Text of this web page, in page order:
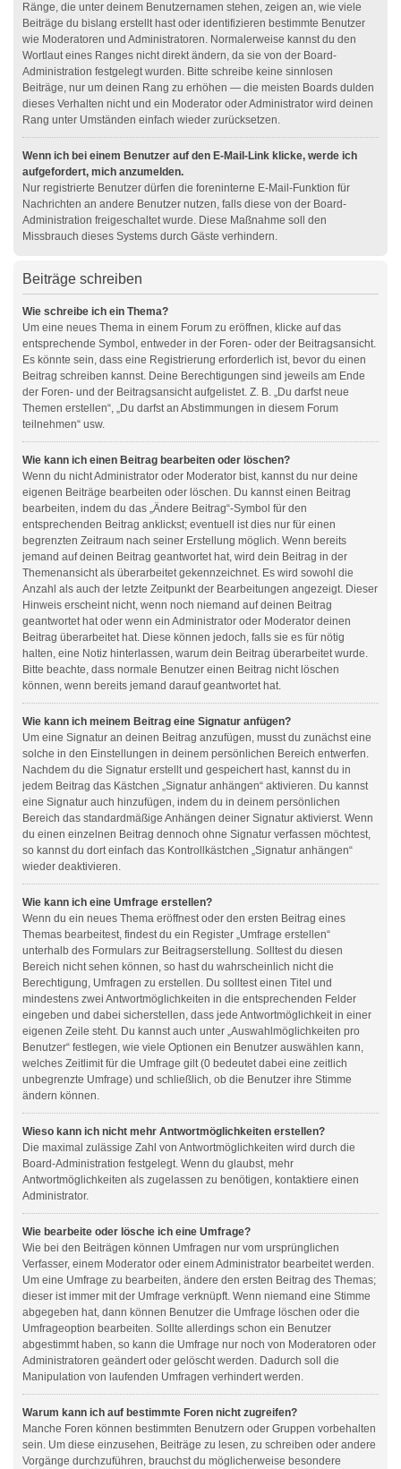
Ränge, die unter deinem Benutzernamen stehen, zeigen an, wie viele
Beiträge du bislang erstellt hast oder identifizieren bestimmte Benutzer
wie Moderatoren und Administratoren. Normalerweise kannst du den
Wortlaut eines Ranges nicht direkt ändern, da sie von der Board-
Administration festgelegt wurden. Bitte schreibe keine sinnlosen
Beiträge, nur um deinen Rang zu erhöhen — die meisten Boards dulden
dieses Verhalten nicht und ein Moderator oder Administrator wird deinen
Rang unter Umständen einfach wieder zurücksetzen.
Wenn ich bei einem Benutzer auf den E-Mail-Link klicke, werde ich
aufgefordert, mich anzumelden.
Nur registrierte Benutzer dürfen die foreninterne E-Mail-Funktion für
Nachrichten an andere Benutzer nutzen, falls diese von der Board-
Administration freigeschaltet wurde. Diese Maßnahme soll den
Missbrauch dieses Systems durch Gäste verhindern.
Beiträge schreiben
Wie schreibe ich ein Thema?
Um eine neues Thema in einem Forum zu eröffnen, klicke auf das
entsprechende Symbol, entweder in der Foren- oder der Beitragsansicht.
Es könnte sein, dass eine Registrierung erforderlich ist, bevor du einen
Beitrag schreiben kannst. Deine Berechtigungen sind jeweils am Ende
der Foren- und der Beitragsansicht aufgelistet. Z. B. „Du darfst neue
Themen erstellen“, „Du darfst an Abstimmungen in diesem Forum
teilnehmen“ usw.
Wie kann ich einen Beitrag bearbeiten oder löschen?
Wenn du nicht Administrator oder Moderator bist, kannst du nur deine
eigenen Beiträge bearbeiten oder löschen. Du kannst einen Beitrag
bearbeiten, indem du das „Ändere Beitrag“-Symbol für den
entsprechenden Beitrag anklickst; eventuell ist dies nur für einen
begrenzten Zeitraum nach seiner Erstellung möglich. Wenn bereits
jemand auf deinen Beitrag geantwortet hat, wird dein Beitrag in der
Themenansicht als überarbeitet gekennzeichnet. Es wird sowohl die
Anzahl als auch der letzte Zeitpunkt der Bearbeitungen angezeigt. Dieser
Hinweis erscheint nicht, wenn noch niemand auf deinen Beitrag
geantwortet hat oder wenn ein Administrator oder Moderator deinen
Beitrag überarbeitet hat. Diese können jedoch, falls sie es für nötig
halten, eine Notiz hinterlassen, warum dein Beitrag überarbeitet wurde.
Bitte beachte, dass normale Benutzer einen Beitrag nicht löschen
können, wenn bereits jemand darauf geantwortet hat.
Wie kann ich meinem Beitrag eine Signatur anfügen?
Um eine Signatur an deinen Beitrag anzufügen, musst du zunächst eine
solche in den Einstellungen in deinem persönlichen Bereich entwerfen.
Nachdem du die Signatur erstellt und gespeichert hast, kannst du in
jedem Beitrag das Kästchen „Signatur anhängen“ aktivieren. Du kannst
eine Signatur auch hinzufügen, indem du in deinem persönlichen
Bereich das standardmäßige Anhängen deiner Signatur aktivierst. Wenn
du einen einzelnen Beitrag dennoch ohne Signatur verfassen möchtest,
so kannst du dort einfach das Kontrollkästchen „Signatur anhängen“
wieder deaktivieren.
Wie kann ich eine Umfrage erstellen?
Wenn du ein neues Thema eröffnest oder den ersten Beitrag eines
Themas bearbeitest, findest du ein Register „Umfrage erstellen“
unterhalb des Formulars zur Beitragserstellung. Solltest du diesen
Bereich nicht sehen können, so hast du wahrscheinlich nicht die
Berechtigung, Umfragen zu erstellen. Du solltest einen Titel und
mindestens zwei Antwortmöglichkeiten in die entsprechenden Felder
eingeben und dabei sicherstellen, dass jede Antwortmöglichkeit in einer
eigenen Zeile steht. Du kannst auch unter „Auswahlmöglichkeiten pro
Benutzer“ festlegen, wie viele Optionen ein Benutzer auswählen kann,
welches Zeitlimit für die Umfrage gilt (0 bedeutet dabei eine zeitlich
unbegrenzte Umfrage) und schließlich, ob die Benutzer ihre Stimme
ändern können.
Wieso kann ich nicht mehr Antwortmöglichkeiten erstellen?
Die maximal zulässige Zahl von Antwortmöglichkeiten wird durch die
Board-Administration festgelegt. Wenn du glaubst, mehr
Antwortmöglichkeiten als zugelassen zu benötigen, kontaktiere einen
Administrator.
Wie bearbeite oder lösche ich eine Umfrage?
Wie bei den Beiträgen können Umfragen nur vom ursprünglichen
Verfasser, einem Moderator oder einem Administrator bearbeitet werden.
Um eine Umfrage zu bearbeiten, ändere den ersten Beitrag des Themas;
dieser ist immer mit der Umfrage verknüpft. Wenn niemand eine Stimme
abgegeben hat, dann können Benutzer die Umfrage löschen oder die
Umfrageoption bearbeiten. Sollte allerdings schon ein Benutzer
abgestimmt haben, so kann die Umfrage nur noch von Moderatoren oder
Administratoren geändert oder gelöscht werden. Dadurch soll die
Manipulation von laufenden Umfragen verhindert werden.
Warum kann ich auf bestimmte Foren nicht zugreifen?
Manche Foren können bestimmten Benutzern oder Gruppen vorbehalten
sein. Um diese einzusehen, Beiträge zu lesen, zu schreiben oder andere
Vorgänge durchzuführen, brauchst du möglicherweise besondere